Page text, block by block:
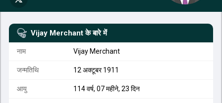
Vijay Merchant के बारे में
नाम Vijay Merchant
जन्मतिथि 12 अक्टूबर 1911
आयु 114 वर्ष, 07 महीने, 23 दिन